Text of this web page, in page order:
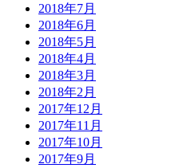
2018年7月
2018年6月
2018年5月
2018年4月
2018年3月
2018年2月
2017年12月
2017年11月
2017年10月
2017年9月